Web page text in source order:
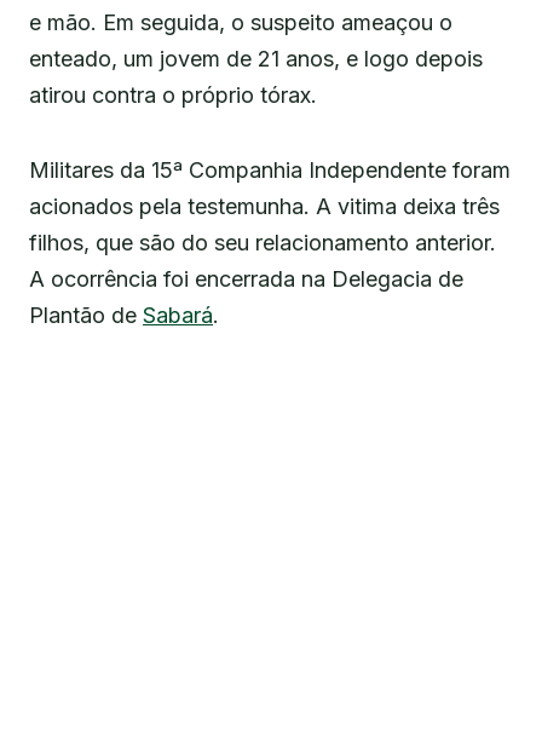
e mão. Em seguida, o suspeito ameaçou o
enteado, um jovem de 21 anos, e logo depois
atirou contra o próprio tórax.
Militares da 15ª Companhia Independente foram
acionados pela testemunha. A vitima deixa três
filhos, que são do seu relacionamento anterior.
A ocorrência foi encerrada na Delegacia de
Plantão de Sabará.